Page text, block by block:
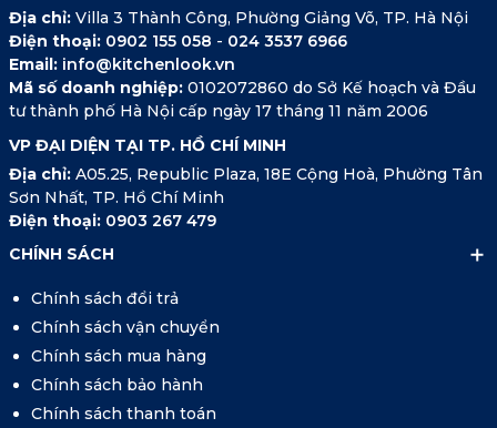
Địa chỉ: Villa 3 Thành Công, Phường Giảng Võ, TP. Hà Nội
Điện thoại: 0902 155 058 - 024 3537 6966
Email: info@kitchenlook.vn
Mã số doanh nghiệp:0102072860 do Sở Kế hoạch và Đầu
tư thành phố Hà Nội cấp ngày 17 tháng 11 năm 2006
VP ĐẠI DIỆN TẠI TP. HỒ CHÍ MINH
Địa chỉ: A05.25, Republic Plaza, 18E Cộng Hoà, Phường Tân
Sơn Nhất, TP. Hồ Chí Minh
Điện thoại: 0903 267 479
CHÍNH SÁCH
Chính sách đổi trả
Chính sách vận chuyển
Chính sách mua hàng
Chính sách bảo hành
Chính sách thanh toán